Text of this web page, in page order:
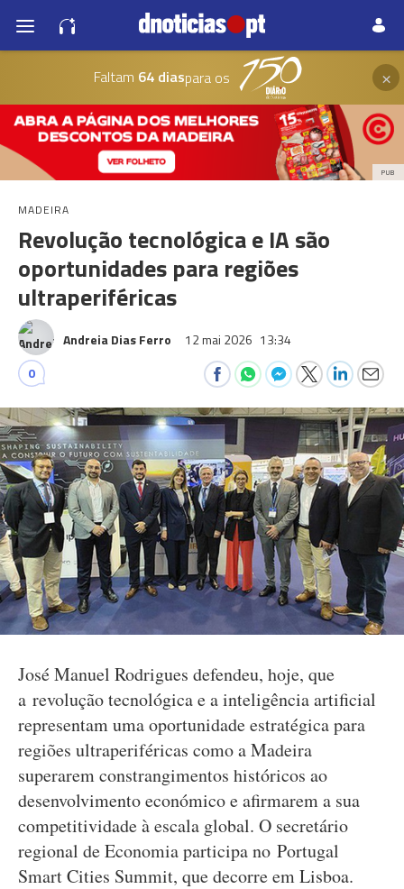
Faltam 64 diaspara os ×
PUB
MADEIRA
Revolução tecnológica e IA são
oportunidades para regiões
ultraperiféricas
Andreia Dias Ferro 12 mai 2026 13:34
0
José Manuel Rodrigues defendeu, hoje, que
a revolução tecnológica e a inteligência artificial
representam uma oportunidade estratégica para
regiões ultraperiféricas como a Madeira
superarem constrangimentos históricos ao
desenvolvimento económico e afirmarem a sua
competitividade à escala global. O secretário
regional de Economia participa no Portugal
Smart Cities Summit, que decorre em Lisboa.